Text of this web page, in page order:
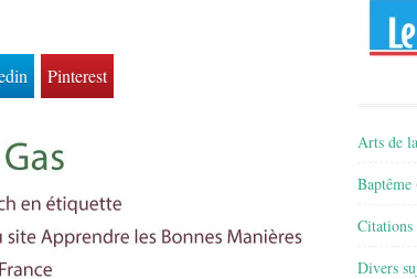
Pinterest
Arts de
Baptême
Citations
Divers